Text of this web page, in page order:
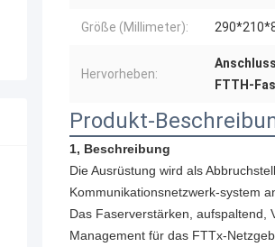
Größe (Millimeter):
Hervorheben:
FTTH-
Produkt-
1, Beschreibung
Die Ausrüstung wird als
Kommunikationsnetzwerk-system
Das Faserverstärken, aufspaltend,
Management für das FTTx-